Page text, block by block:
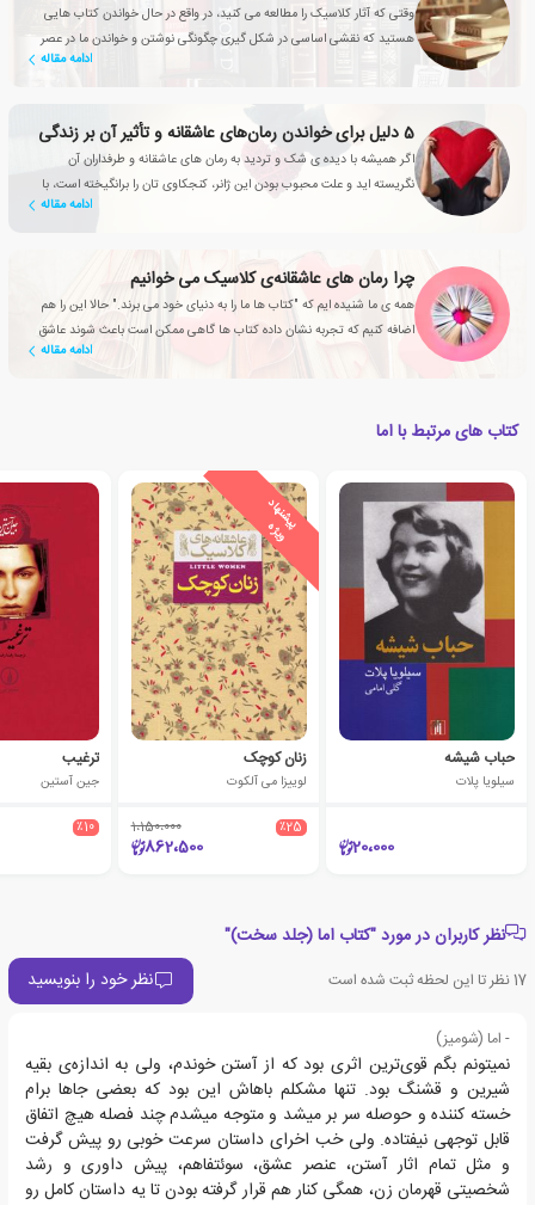
وقتی که آثار کلاسیک را مطالعه می کنید، در واقع در حال خواندن کتاب هایی
هستید که نقشی اساسی در شکل گیری چگونگی نوشتن و خواندن ما در عصر
ادامه مقاله
5 دلیل برای خواندن رمان‌های عاشقانه‌‌ و تأثیر آن بر زندگی
اگر همیشه با دیده ی شک و تردید به رمان های عاشقانه و طرفداران آن
نگریسته اید و علت محبوب بودن این ژانر، کنجکاوی تان را برانگیخته است، با
ادامه مقاله
چرا رمان های عاشقانه‌ی کلاسیک می خوانیم
همه ی ما شنیده ایم که "کتاب ها ما را به دنیای خود می برند." حالا این را هم
اضافه کنیم که تجربه نشان داده کتاب ها گاهی ممکن است باعث شوند عاشق
ادامه مقاله
کتاب های مرتبط با اما
حباب شیشه
سیلویا پلات
20،000
پ
ی
ش
ن
ه
ا
د
و
ی
ژ
ه
زنان کوچک
لوییزا می آلکوت
٪25 1،150،000
862،500
ترغیب
جین آستین
٪10
نظر کاربران در مورد "کتاب اما (جلد سخت)"
17نظر تا این لحظه ثبت شده است نظر خود را بنویسید
- اما (شومیز)
نمیتونم بگم قوی‌ترین اثری بود که از آستن خوندم، ولی به اندازه‌ی بقیه
شیرین و قشنگ بود. تنها مشکلم باهاش این بود که بعضی جاها برام
خسته کننده و حوصله سر بر میشد و متوجه میشدم چند فصله هیچ اتفاق
قابل توجهی نیفتاده. ولی خب اخرای داستان سرعت خوبی رو پیش گرفت
و مثل تمام اثار آستن، عنصر عشق، سوئتفاهم، پیش داوری و رشد
شخصیتی قهرمان زن، همگی کنار هم قرار گرفته بودن تا یه داستان کامل رو